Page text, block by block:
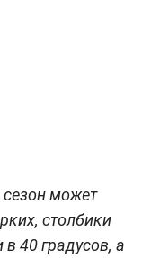
может
столбики
в 40 градусов, а